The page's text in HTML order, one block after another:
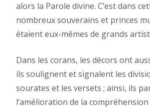
alors la Parole divine. C’est dans
nombreux souverains et princes
étaient eux-mêmes de grands
Dans les corans, les décors ont
ils soulignent et signalent les
sourates et les versets ; ainsi, ils
l’amélioration de la